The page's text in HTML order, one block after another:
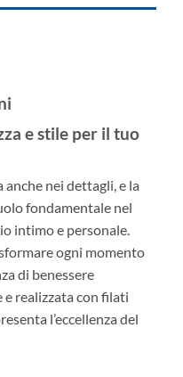
e stile per il tuo
anche nei dettagli, e la
fondamentale nel
intimo e personale.
ogni momento
di benessere
realizzata con filati
l’eccellenza del